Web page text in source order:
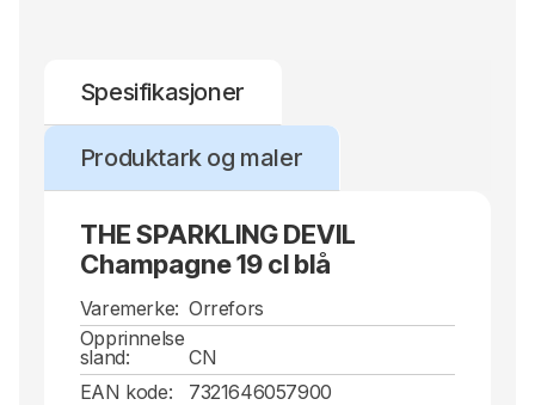
med 22 karat ekte gull.
unike arv og uttrykk, men også en mulighet til
å spre herligheten til håndverksglasset til nye
Design: Gunnar Cyrén – 2018
Spesifikasjoner
Produktark og maler
THE SPARKLING DEVIL
Champagne 19 cl blå
Varemerke: Orrefors
Opprinnelse
sland:
CN
EAN kode:
7321646057900